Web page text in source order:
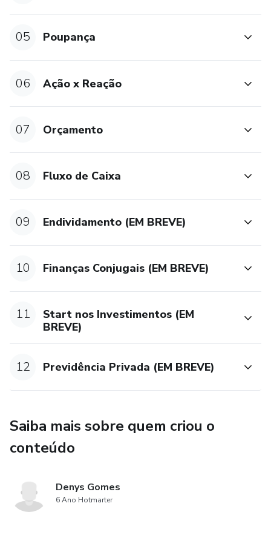
05 Poupança
06 Ação x Reação
07 Orçamento
08 Fluxo de Caixa
09 Endividamento (EM BREVE)
10 Finanças Conjugais (EM BREVE)
11
Start nos Investimentos (EM
BREVE)
12 Previdência Privada (EM BREVE)
Saiba mais sobre quem criou o
conteúdo
Denys Gomes
6 Ano Hotmarter